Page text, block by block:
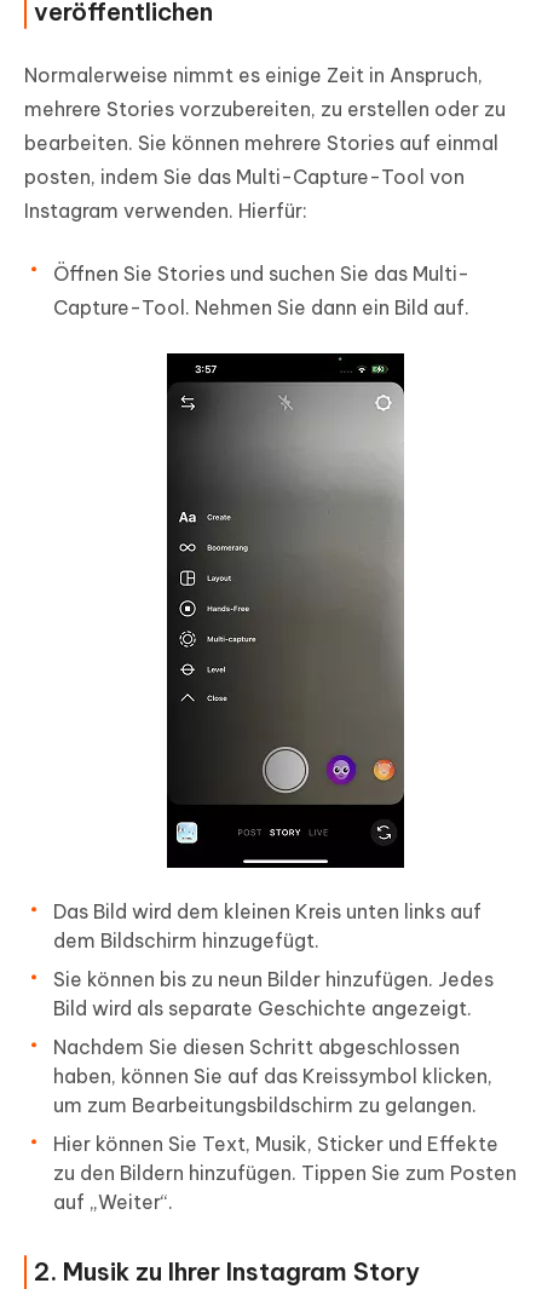
veröffentlichen
Normalerweise nimmt es einige Zeit in Anspruch,
mehrere Stories vorzubereiten, zu erstellen oder zu
bearbeiten. Sie können mehrere Stories auf einmal
posten, indem Sie das Multi-Capture-Tool von
Instagram verwenden. Hierfür:
Öffnen Sie Stories und suchen Sie das Multi-
Capture-Tool. Nehmen Sie dann ein Bild auf.
Das Bild wird dem kleinen Kreis unten links auf
dem Bildschirm hinzugefügt.
Sie können bis zu neun Bilder hinzufügen. Jedes
Bild wird als separate Geschichte angezeigt.
Nachdem Sie diesen Schritt abgeschlossen
haben, können Sie auf das Kreissymbol klicken,
um zum Bearbeitungsbildschirm zu gelangen.
Hier können Sie Text, Musik, Sticker und Effekte
zu den Bildern hinzufügen. Tippen Sie zum Posten
auf „Weiter“.
2. Musik zu Ihrer Instagram Story